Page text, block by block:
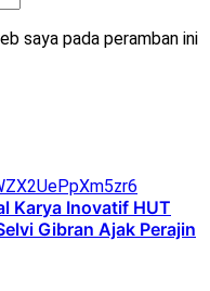
saya pada peramban ini
Karya Inovatif HUT
Gibran Ajak Perajin